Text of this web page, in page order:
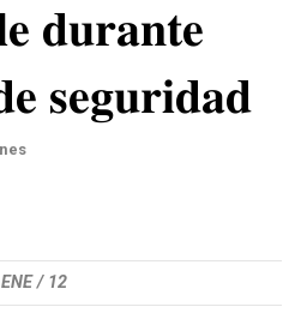
𝐝𝐮𝐫𝐚𝐧𝐭𝐞
𝐬𝐞𝐠𝐮𝐫𝐢𝐝𝐚𝐝
ENE / 12